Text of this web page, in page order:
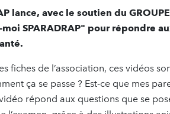
lance, avec le soutien du
SPARADRAP" pour répondre
fiches de l’association, ces vidéos
ça se passe ? Est-ce que mes
répond aux questions que se